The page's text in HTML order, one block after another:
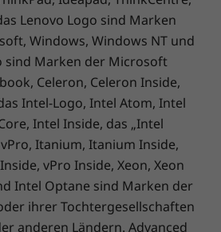
ist schneller als je zuvor,
welche die
mit Ihren wichtigsten
Lenovo Logo sind Marken
Windows, Windows NT und
sind Marken der Microsoft
Celeron, Celeron Inside,
Intel-Logo, Intel Atom, Intel
Intel Inside, das „Intel
Itanium, Itanium Inside,
vPro Inside, Xeon, Xeon
Intel Optane sind Marken der
ihrer Tochtergesellschaften
anderen Ländern. Advanced